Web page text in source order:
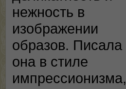
нежность в
изображении
образов. Писала
она в стиле
импрессионизма,